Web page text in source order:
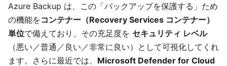
Azure Backup は、この「バックアップを保護する」ため
の機能をコンテナー（Recovery Services コンテナー）
単位で備えており、その充足度を セキュリティ レベル
（悪い／普通／良い／非常に良い）として可視化してくれ
ます。さらに最近では、 Microsoft Defender for Cloud